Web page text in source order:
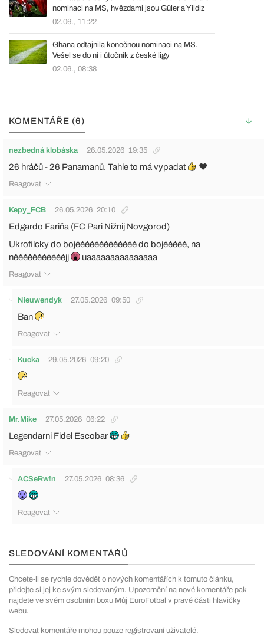
nominaci na MS, hvězdami jsou Güler a Yildiz
02.06., 11:22
Ghana odtajnila konečnou nominaci na MS.
Vešel se do ní i útočník z české ligy
02.06., 08:38
KOMENTÁŘE (6)
nezbedná klobáska 26.05.2026 19:35
26 hráčů - 26 Panamanů. Tahle to má vypadat ❤
Reagovat
Kepy_FCB 26.05.2026 20:10
Edgardo Fariňa (FC Pari Nižnij Novgorod)
Ukrofilcky do bojééééééééééééé do bojééééé, na
něěěěěěéééééjj
uaaaaaaaaaaaaaaa
Reagovat
Nieuwendyk 27.05.2026 09:50
Ban
Reagovat
Kucka 29.05.2026 09:20
Reagovat
Mr.Mike 27.05.2026 06:22
Legendarni Fidel Escobar
Reagovat
ACSeRw!n 27.05.2026 08:36
Reagovat
SLEDOVÁNÍ KOMENTÁŘŮ
Chcete-li se rychle dovědět o nových komentářích k tomuto článku,
přidejte si jej ke svým sledovaným. Upozornění na nové komentáře pak
najdete ve svém osobním boxu Můj EuroFotbal v pravé části hlavičky
webu.
Sledovat komentáře mohou pouze registrovaní uživatelé.